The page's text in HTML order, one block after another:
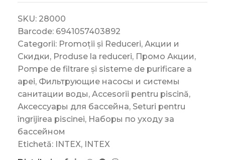
SKU: 28000
Barcode: 6941057403892
Categorii: Promoții și Reduceri, Акции и
Скидки, Produse la reduceri, Промо Акции,
Pompe de filtrare și sisteme de purificare a
apei, Фильтрующие насосы и системы
санитации воды, Accesorii pentru piscină,
Аксессуары для бассейна, Seturi pentru
îngrijirea piscinei, Наборы по уходу за
бассейном
Etichetă:
INTEX,
INTEX